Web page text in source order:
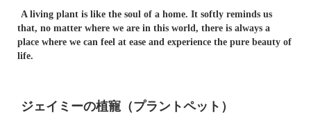
A living plant is like the soul of a home. It softly reminds us
that, no matter where we are in this world, there is always a
place where we can feel at ease and experience the pure beauty of
life.
ジェイミーの植寵（プラントペット）